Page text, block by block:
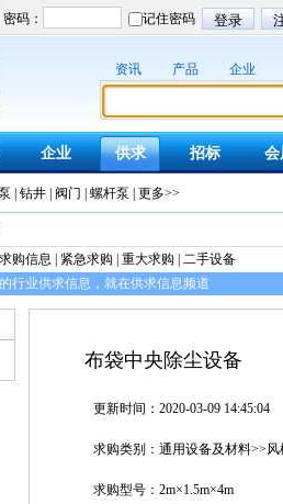
资讯 产品 企业
企业 供求 招标 会
钻井 阀门 螺杆泵 更多>>
购信息 | 紧急求购 | 重大求购 | 二手设备
行业供求信息，就在供求信息频道
布袋中央除尘设备
更新时间：2020-03-09 14:45:04
求购类别：通用设备及材料>>
求购型号：2m×1.5m×4m